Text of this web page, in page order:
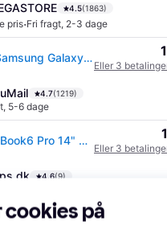
4.5(1863)
pris·Fri fragt, 2-3 dage
(ComputerSalg) Samsung Galaxy Book6 Pro - Copilot+ PC - Intel Core Ultra 7 - 356H / op til 4.7 GHz - Win 11 Pro - Intel Graphics - 32 GB RAM - 1 TB SSD NVMe - 14 A
Eller 3
4.7(1219)
, 5-6 dage
Samsung Galaxy Book6 Pro 14" 2880 x 1800 356H 32GB 1TB Intel Graphics Windows 11 Pro --> På fjernlager, levevering hos dig 15-08-2026
Eller 3
4.6(9)
cookies på